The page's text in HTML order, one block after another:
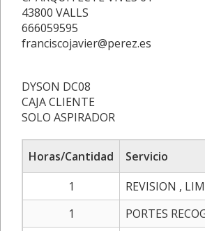
43800 VALLS
666059595
franciscojavier@perez.es
DYSON DC08
CAJA CLIENTE
SOLO ASPIRADOR
Horas/Cantidad
Servicio
1
REVISION ,
1
PORTES